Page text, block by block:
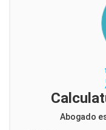
Abogado